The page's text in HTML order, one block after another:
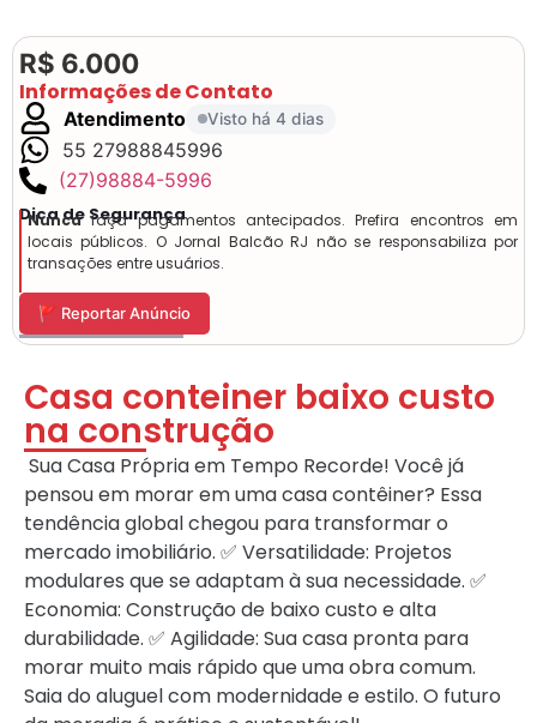
R$ 6.000
Informações de Contato
Atendimento Visto há 4 dias
55 27988845996
(27)98884-5996
Dica de Segurança
Nuncafaça pagamentos antecipados. Prefira encontros em
locais públicos. O Jornal Balcão RJ não se responsabiliza por
transações entre usuários.
🚩 Reportar Anúncio
Casa conteiner baixo custo
na construção
​ Sua Casa Própria em Tempo Recorde! ​Você já
pensou em morar em uma casa contêiner? Essa
tendência global chegou para transformar o
mercado imobiliário. ​✅ Versatilidade: Projetos
modulares que se adaptam à sua necessidade. ✅
Economia: Construção de baixo custo e alta
durabilidade. ✅ Agilidade: Sua casa pronta para
morar muito mais rápido que uma obra comum. ​
Saia do aluguel com modernidade e estilo. O futuro